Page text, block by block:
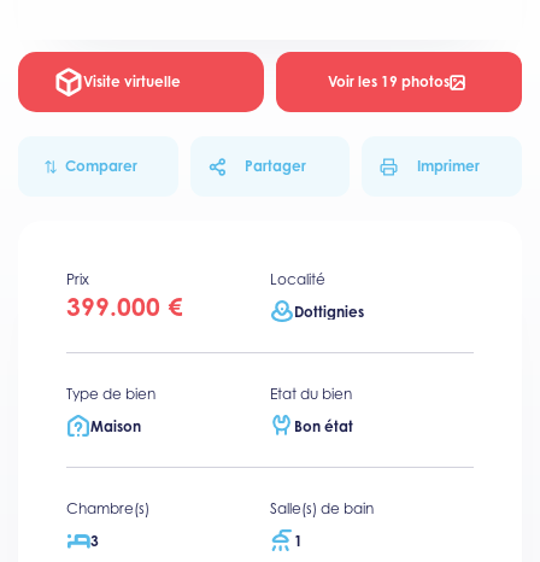
Visite virtuelle Voir les 19 photos
Comparer Partager Imprimer
Prix
399.000 €
Localité
Dottignies
Type de bien
Maison
Etat du bien
Bon état
Chambre(s)
3
Salle(s) de bain
1